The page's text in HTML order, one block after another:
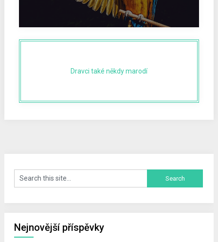
Dravci také někdy marodí
Nejnovější příspěvky